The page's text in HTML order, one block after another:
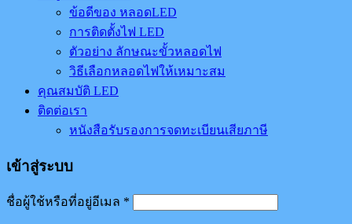
ข้อดีของ หลอดLED
การติดตั้งไฟ LED
ตัวอย่าง ลักษณะขั้วหลอดไฟ
วิธีเลือกหลอดไฟให้เหมาะสม
คุณสมบัติ LED
ติดต่อเรา
หนังสือรับรองการจดทะเบียนเสียภาษี
เข้าสู่ระบบ
ชื่อผู้ใช้หรือที่อยู่อีเมล *